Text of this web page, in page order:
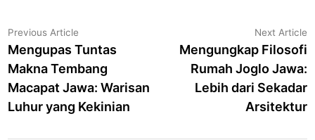
Navigasi
pos
Previous Article
article:
Mengupas Tuntas
Makna Tembang
Macapat Jawa: Warisan
Luhur yang Kekinian
Next Article
Mengungkap Filosofi
Rumah Joglo Jawa:
Lebih dari Sekadar
Arsitektur